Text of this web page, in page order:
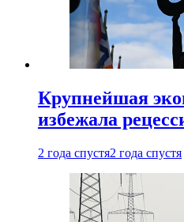
Крупнейшая
избежала
2 года спустя2 года спустя